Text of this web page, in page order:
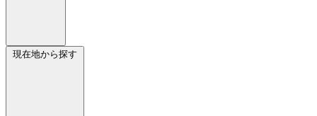
現在地から探す